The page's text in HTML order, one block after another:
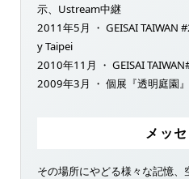
示、Ustream中継
2011年5月 ・ GEISAI TAIWAN
y Taipei
2010年11月 ・ GEISAI
2009年3月 ・ 個展『透明庭園
メッ
その場所にやどる様々な記憶